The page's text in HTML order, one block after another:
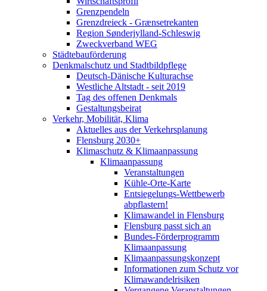
Grenzpendeln
Grenzdreieck - Grænsetrekanten
Region Sønderjylland-Schleswig
Zweckverband WEG
Städtebauförderung
Denkmalschutz und Stadtbildpflege
Deutsch-Dänische Kulturachse
Westliche Altstadt - seit 2019
Tag des offenen Denkmals
Gestaltungsbeirat
Verkehr, Mobilität, Klima
Aktuelles aus der Verkehrsplanung
Flensburg 2030+
Klimaschutz & Klimaanpassung
Klimaanpassung
Veranstaltungen
Kühle-Orte-Karte
Entsiegelungs-Wettbewerb
abpflastern!
Klimawandel in Flensburg
Flensburg passt sich an
Bundes-Förderprogramm
Klimaanpassung
Klimaanpassungskonzept
Informationen zum Schutz vor
Klimawandelrisiken